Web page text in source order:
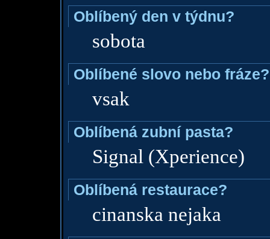
Oblíbený den v týdnu?
sobota
Oblíbené slovo nebo fráze?
vsak
Oblíbená zubní pasta?
Signal (Xperience)
Oblíbená restaurace?
cinanska nejaka